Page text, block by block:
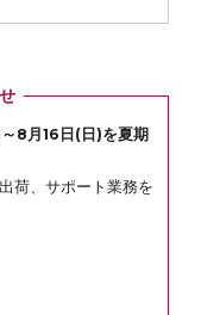
を毎回ご入力いただかなく
8月16日(日)を夏期
荷、サポート業務を